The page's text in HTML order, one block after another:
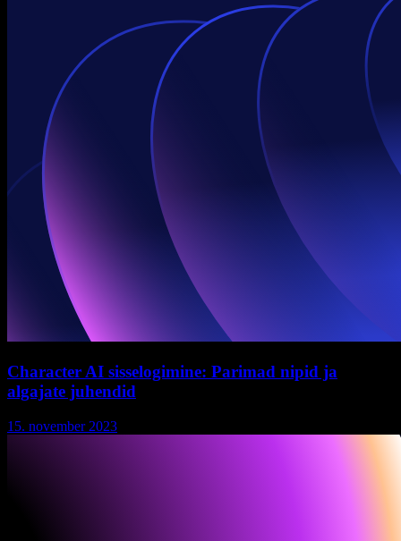
Character AI sisselogimine: Parimad nipid ja
algajate juhendid
15. november 2023